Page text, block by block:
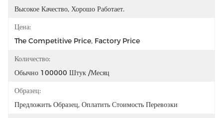
Высокое Качество, Хорошо Работает.
Цена:
The Competitive Price, Factory Price
Количество:
Обычно 100000 Штук /месяц
Образец:
Предложить Образец, Оплатить Стоимость Перевозки